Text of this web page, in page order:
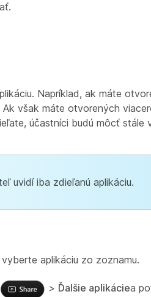
Napríklad, ak máte
však máte otvorených
účastníci budú môcť stále
uvidí iba zdieľanú aplikáciu.
aplikáciu zo zoznamu.
> Ďalšie aplikáciea